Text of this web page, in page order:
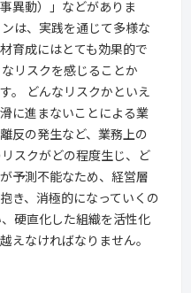
異動）」などがありま
は、実践を通じて多様な
育成にはとても効果的で
リスクを感じることか
。 どんなリスクかといえ
に進まないことによる業
反の発生など、業務上の
スクがどの程度生じ、ど
予測不能なため、経営層
き、消極的になっていくの
硬直化した組織を活性化
えなければなりません。